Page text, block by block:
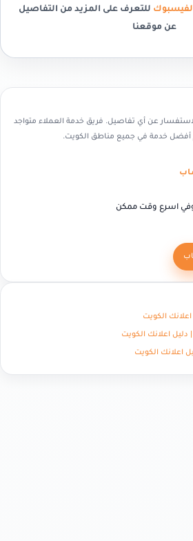
للتعرف على المزيد من التفاصيل
عن موقعنا
عن أي تفاصيل. فريق خدمة العملاء متواجد
خدمة في جميع مناطق الكويت.
اسرع وقت ممكن
الكويت
اعلانك الكويت
اعلانك الكويت